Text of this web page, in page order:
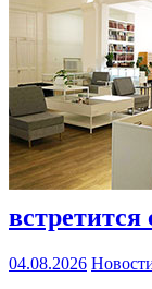
04.08.2026